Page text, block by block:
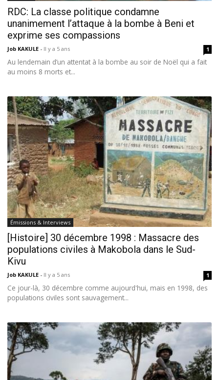
RDC: La classe politique condamne
unanimement l’attaque à la bombe à Beni et
exprime ses compassions
Job KAKULE - Il y a 5 ans 1
Au lendemain d’un attentat à la bombe au soir de Noël qui a fait
au moins 8 morts et...
Émissions & Interviews
[Histoire] 30 décembre 1998 : Massacre des
populations civiles à Makobola dans le Sud-
Kivu
Job KAKULE - Il y a 5 ans 1
Ce jour-là, 30 décembre comme aujourd'hui, mais en 1998, des
populations civiles sont sauvagement...